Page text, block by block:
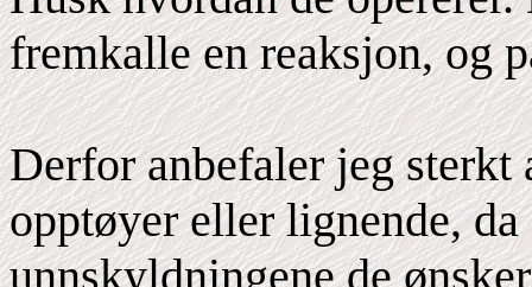
fremkalle en reaksjon, og
Derfor anbefaler jeg
opptøyer eller lignende,
unnskyldningene de